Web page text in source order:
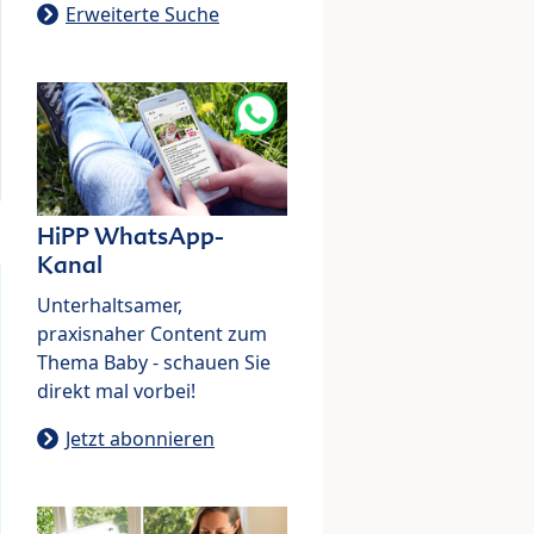
Erweiterte Suche
HiPP WhatsApp-
Kanal
Unterhaltsamer,
praxisnaher Content zum
Thema Baby - schauen Sie
direkt mal vorbei!
Jetzt abonnieren